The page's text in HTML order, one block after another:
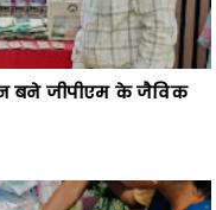
बने जीपीएम के जैविक